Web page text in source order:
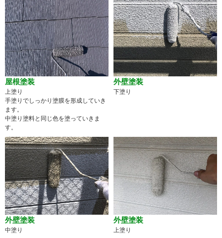
屋根塗装
上塗り
手塗りでしっかり塗膜を形成していき
ます。
中塗り塗料と同じ色を塗っていきま
す。
外壁塗装
下塗り
外壁塗装
中塗り
外壁塗装
上塗り